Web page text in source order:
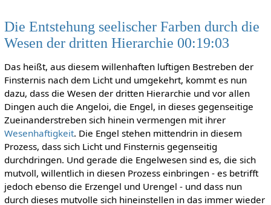
Die Entstehung seelischer Farben durch die
Wesen der dritten Hierarchie 00:19:03
Das heißt, aus diesem willenhaften luftigen Bestreben der
Finsternis nach dem Licht und umgekehrt, kommt es nun
dazu, dass die Wesen der dritten Hierarchie und vor allen
Dingen auch die Angeloi, die Engel, in dieses gegenseitige
Zueinanderstreben sich hinein vermengen mit ihrer
Wesenhaftigkeit. Die Engel stehen mittendrin in diesem
Prozess, dass sich Licht und Finsternis gegenseitig
durchdringen. Und gerade die Engelwesen sind es, die sich
mutvoll, willentlich in diesen Prozess einbringen - es betrifft
jedoch ebenso die Erzengel und Urengel - und dass nun
durch dieses mutvolle sich hineinstellen in das immer wieder